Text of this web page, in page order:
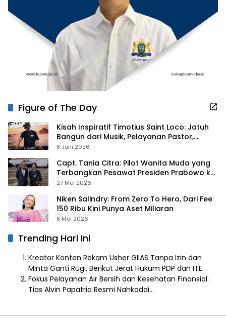
Figure of The Day
Kisah Inspiratif Timotius Saint Loco: Jatuh
Bangun dari Musik, Pelayanan Pastor,
hingga Gurita Bisnis Sambal Babon
8 Juni 2026
Capt. Tania Citra: Pilot Wanita Muda yang
Terbangkan Pesawat Presiden Prabowo ke
Prancis
27 Mei 2026
Niken Salindry: From Zero To Hero, Dari Fee
150 Ribu Kini Punya Aset Miliaran
8 Mei 2026
Trending Hari Ini
Kreator Konten Rekam Usher GIIAS Tanpa Izin dan
Minta Ganti Rugi, Berikut Jerat Hukum PDP dan ITE
Fokus Pelayanan Air Bersih dan Kesehatan Finansial:
Tias Alvin Papatria Resmi Nahkodai…